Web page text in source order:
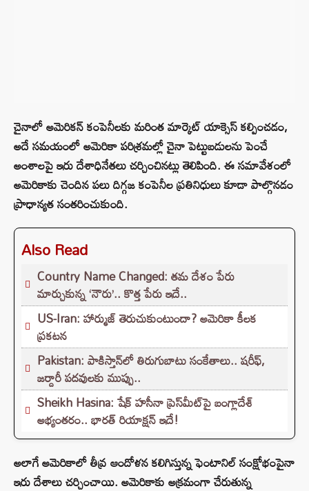
చైనాలో అమెరికన్ కంపెనీలకు మరింత మార్కెట్ యాక్సెస్ కల్పించడం,
అదే సమయంలో అమెరికా పరిశ్రమల్లో చైనా పెట్టుబడులను పెంచే
అంశాలపై ఇరు దేశాధినేతలు చర్చించినట్లు తెలిపింది. ఈ సమావేశంలో
అమెరికాకు చెందిన పలు దిగ్గజ కంపెనీల ప్రతినిధులు కూడా పాల్గొనడం
ప్రాధాన్యత సంతరించుకుంది.
Also Read
Country Name Changed: తమ దేశం పేరు
మార్చుకున్న ‘నౌరు’.. కొత్త పేరు ఇదే..
US-Iran: హార్ముజ్ తెరుచుకుంటుందా? అమెరికా కీలక
ప్రకటన
Pakistan: పాకిస్తాన్‌లో తిరుగుబాటు సంకేతాలు.. షరీఫ్,
జర్దారీ పదవులకు ముప్పు..
Sheikh Hasina: షేక్ హసీనా ప్రెస్‌మీట్‌పై బంగ్లాదేశ్
అభ్యంతరం.. భారత్ రియాక్షన్ ఇదే!
అలాగే అమెరికాలో తీవ్ర ఆందోళన కలిగిస్తున్న ఫెంటానిల్ సంక్షోభంపైనా
ఇరు దేశాలు చర్చించాయి. అమెరికాకు అక్రమంగా చేరుతున్న